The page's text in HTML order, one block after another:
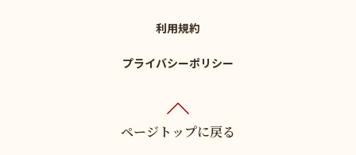
利用規約
プライバシーポリシー
ページトップに戻る